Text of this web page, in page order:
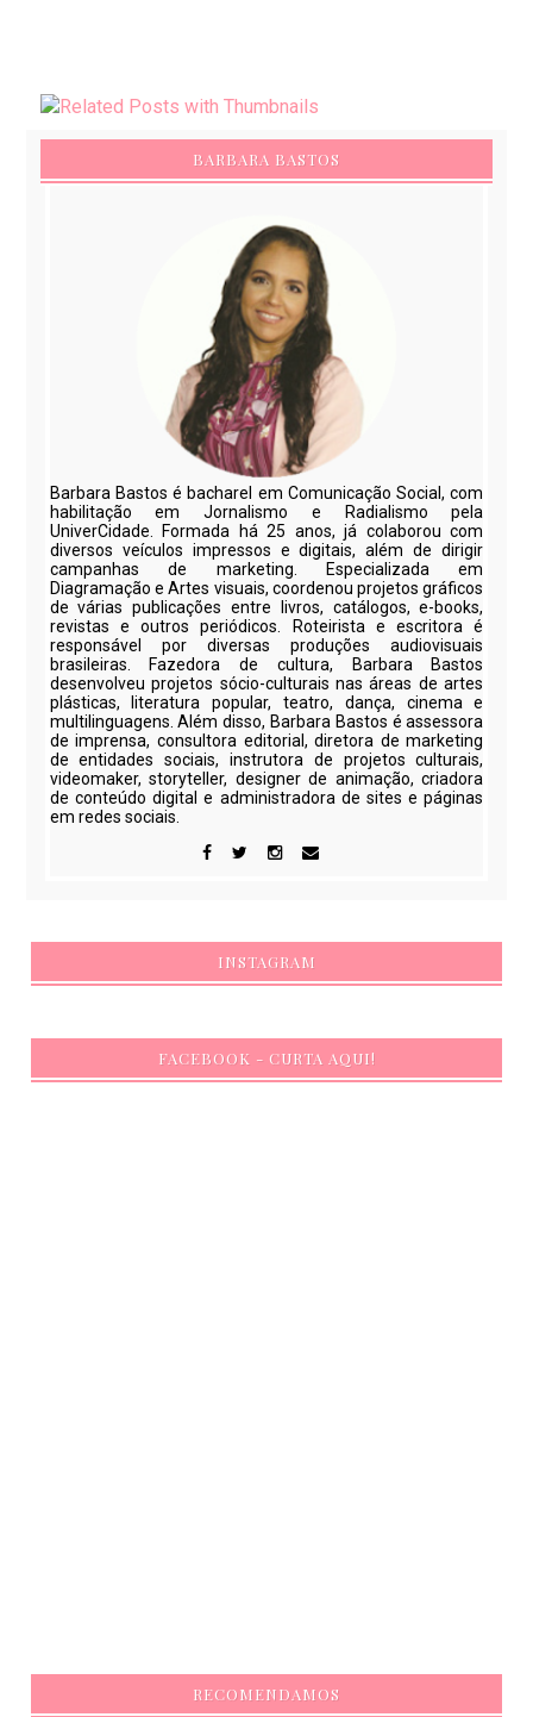
BARBARA BASTOS
Barbara Bastos é bacharel em Comunicação Social, com
habilitação em Jornalismo e Radialismo pela
UniverCidade. Formada há 25 anos, já colaborou com
diversos veículos impressos e digitais, além de dirigir
campanhas de marketing. Especializada em
Diagramação e Artes visuais, coordenou projetos gráficos
de várias publicações entre livros, catálogos, e-books,
revistas e outros periódicos. Roteirista e escritora é
responsável por diversas produções audiovisuais
brasileiras. Fazedora de cultura, Barbara Bastos
desenvolveu projetos sócio-culturais nas áreas de artes
plásticas, literatura popular, teatro, dança, cinema e
multilinguagens. Além disso, Barbara Bastos é assessora
de imprensa, consultora editorial, diretora de marketing
de entidades sociais, instrutora de projetos culturais,
videomaker, storyteller, designer de animação, criadora
de conteúdo digital e administradora de sites e páginas
em redes sociais.
INSTAGRAM
FACEBOOK - CURTA AQUI!
RECOMENDAMOS